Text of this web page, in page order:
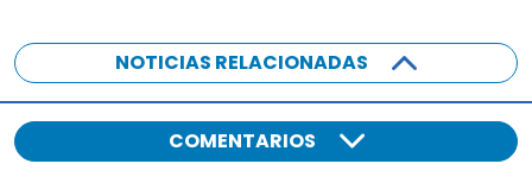
NOTICIAS RELACIONADAS
COMENTARIOS